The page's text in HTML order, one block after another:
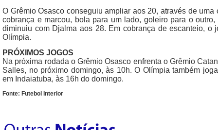
O Grêmio Osasco conseguiu ampliar aos 20, através de
cobrança e marcou, bola para um lado, goleiro para o
diminuiu com Djalma aos 28. Em cobrança de escanteio, o
Olímpia.
PRÓXIMOS JOGOS
Na próxima rodada o Grêmio Osasco enfrenta o Grêmio
Salles, no próximo domingo, às 10h. O Olímpia também
em Indaiatuba, às 16h do domingo.
Fonte: Futebol Interior